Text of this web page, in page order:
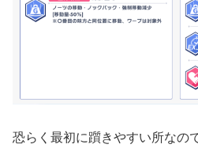
恐らく最初に躓きやすい所なの